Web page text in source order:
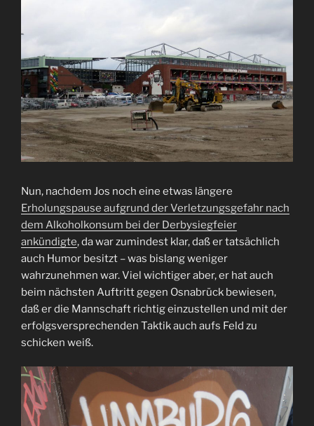
Nun, nachdem Jos noch eine etwas längere
Erholungspause aufgrund der Verletzungsgefahr nach
dem Alkoholkonsum bei der Derbysiegfeier
ankündigte, da war zumindest klar, daß er tatsächlich
auch Humor besitzt – was bislang weniger
wahrzunehmen war. Viel wichtiger aber, er hat auch
beim nächsten Auftritt gegen Osnabrück bewiesen,
daß er die Mannschaft richtig einzustellen und mit der
erfolgsversprechenden Taktik auch aufs Feld zu
schicken weiß.